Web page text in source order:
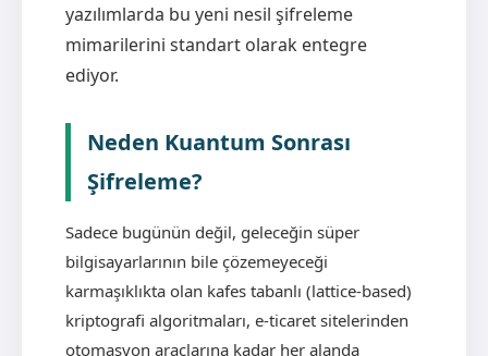
yazılımlarda bu yeni nesil şifreleme
mimarilerini standart olarak entegre
ediyor.
Neden Kuantum Sonrası
Şifreleme?
Sadece bugünün değil, geleceğin süper
bilgisayarlarının bile çözemeyeceği
karmaşıklıkta olan kafes tabanlı (lattice-based)
kriptografi algoritmaları, e-ticaret sitelerinden
otomasyon araçlarına kadar her alanda